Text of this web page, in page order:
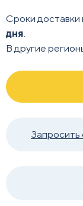
Сроки
дня.
В другие
Запросить